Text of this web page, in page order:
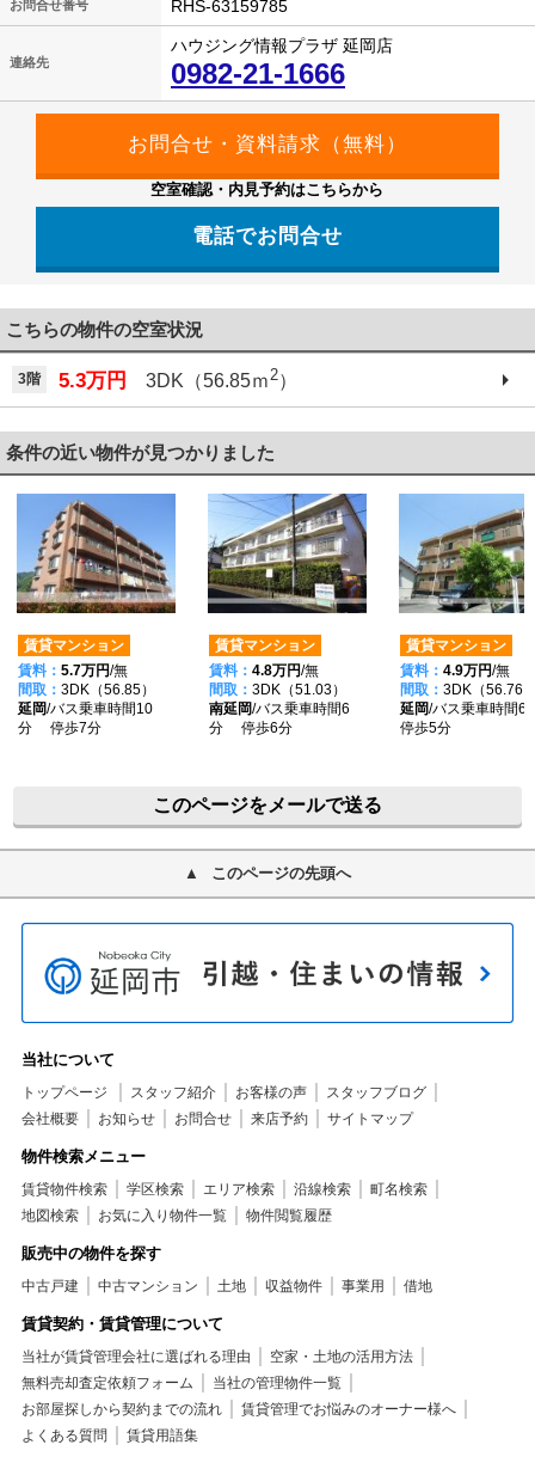
お問合せ番号 RHS-63159785
連絡先
ハウジング情報プラザ 延岡店
0982-21-1666
空室確認・内見予約はこちらから
電話でお問合せ
こちらの物件の空室状況
3階 5.3万円 3DK（56.85ｍ2）
条件の近い物件が見つかりました
賃貸マンション
賃料： 5.7万円/無
間取： 3DK（56.85）
延岡/バス乗車時間10
分 停歩7分
賃貸マンション
賃料： 4.8万円/無
間取： 3DK（51.03）
南延岡/バス乗車時間6
分 停歩6分
賃貸マンション
賃料： 4.9万円/無
間取： 3DK（56.76
延岡/バス乗車時間
停歩5分
このページをメールで送る
このページの先頭へ
当社について
トップページ スタッフ紹介 お客様の声
スタッフブログ
会社概要
お知らせ お問合せ 来店予約 サイトマップ
物件検索メニュー
賃貸物件検索 学区検索 エリア検索 沿線検索
町名検索
地図検索
お気に入り物件一覧 物件閲覧履歴
販売中の物件を探す
中古戸建 中古マンション 土地 収益物件 事業用 借地
賃貸契約・賃貸管理について
当社が賃貸管理会社に選ばれる理由
空家・土地の活用方法
無料売却査定依頼フォーム
当社の管理物件一覧
お部屋探しから契約までの流れ
賃貸管理でお悩みのオーナー様へ
よくある質問
賃貸用語集